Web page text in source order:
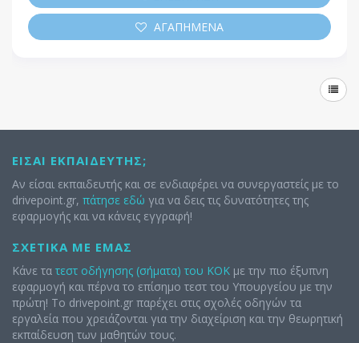
ΑΓΑΠΗΜΕΝΑ
ΕΊΣΑΙ ΕΚΠΑΙΔΕΥΤΉΣ;
Αν είσαι εκπαιδευτής και σε ενδιαφέρει να συνεργαστείς με το
drivepoint.gr, πάτησε εδώ για να δεις τις δυνατότητες της
εφαρμογής και να κάνεις εγγραφή!
ΣΧΕΤΙΚΆ ΜΕ ΕΜΆΣ
Κάνε τα τεστ οδήγησης (σήματα) του ΚΟΚ με την πιο έξυπνη
εφαρμογή και πέρνα το επίσημο τεστ του Υπουργείου με την
πρώτη! Το drivepoint.gr παρέχει στις σχολές οδηγών τα
εργαλεία που χρειάζονται για την διαχείριση και την θεωρητική
εκπαίδευση των μαθητών τους.